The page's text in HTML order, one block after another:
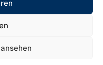
Geschäftspartner
für Bewerber